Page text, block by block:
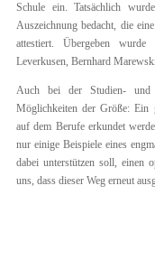
Schule ein. Tatsächlich
Auszeichnung bedacht, die
attestiert. Übergeben
Leverkusen, Bernhard
Auch bei der Studien- und
Möglichkeiten der Größe: Ein
auf dem Berufe erkundet
nur einige Beispiele eines
dabei unterstützen soll, einen
uns, dass dieser Weg erneut